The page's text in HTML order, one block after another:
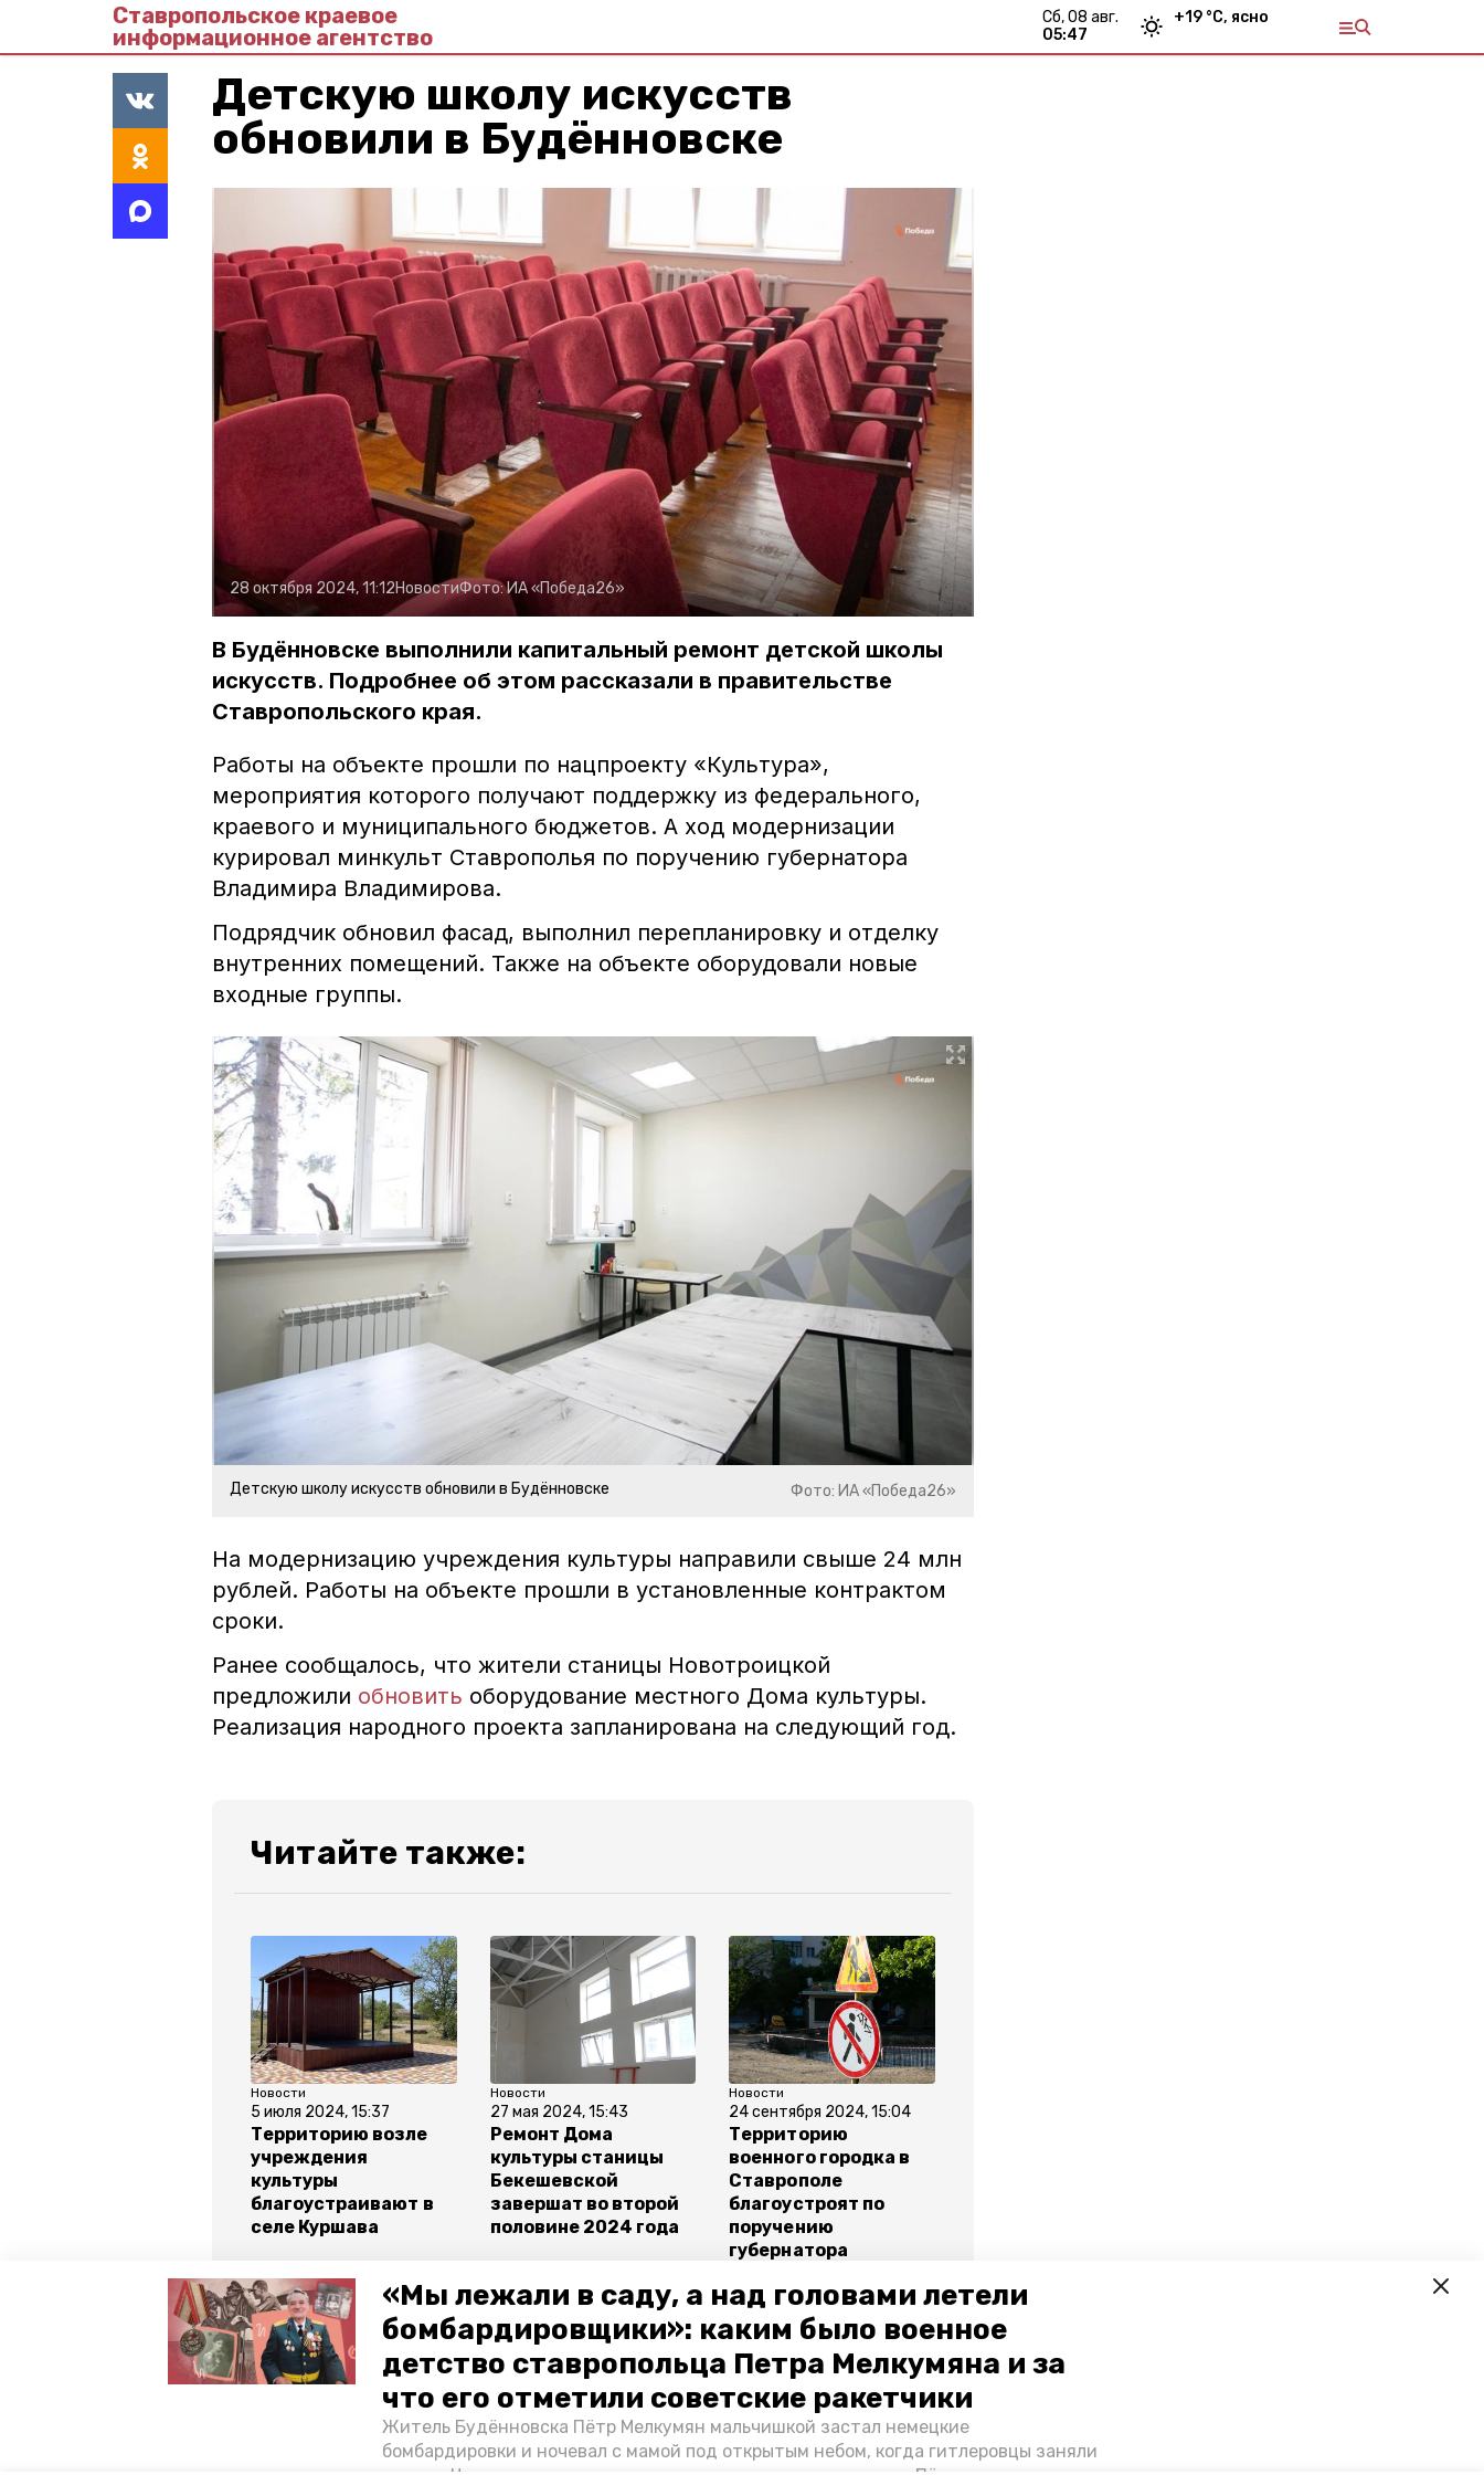
«Мы лежали в саду, а над головами летели
бомбардировщики»: каким было военное
детство ставропольца Петра Мелкумяна и за
что его отметили советские ракетчики
Житель Будённовска Пётр Мелкумян мальчишкой застал немецкие
бомбардировки и ночевал с мамой под открытым небом, когда гитлеровцы заняли
Ставропольское краевое
информационное агентство
сб, 08 авг.
05:47
+19 °С, ясно
Детскую школу искусств
обновили в Будённовске
28 октября 2024, 11:12НовостиФото:ИА «Победа26»
В Будённовске выполнили капитальный ремонт детской школы
искусств. Подробнее об этом рассказали в правительстве
Ставропольского края.
Работы на объекте прошли по нацпроекту «Культура»,
мероприятия которого получают поддержку из федерального,
краевого и муниципального бюджетов. А ход модернизации
курировал минкульт Ставрополья по поручению губернатора
Владимира Владимирова.
Подрядчик обновил фасад, выполнил перепланировку и отделку
внутренних помещений. Также на объекте оборудовали новые
входные группы.
Детскую школу искусств обновили в Будённовске Фото: ИА «Победа26»
На модернизацию учреждения культуры направили свыше 24 млн
рублей. Работы на объекте прошли в установленные контрактом
сроки.
Ранее сообщалось, что жители станицы Новотроицкой
предложили обновить оборудование местного Дома культуры.
Реализация народного проекта запланирована на следующий год.
Читайте также:
Новости
5 июля 2024, 15:37
Территорию возле
учреждения
культуры
благоустраивают в
селе Куршава
Новости
27 мая 2024, 15:43
Ремонт Дома
культуры станицы
Бекешевской
завершат во второй
половине 2024 года
Новости
24 сентября 2024, 15:04
Территорию
военного городка в
Ставрополе
благоустроят по
поручению
губернатора
Все новости
ставропольский край владимир владимиров капремонт дом культуры